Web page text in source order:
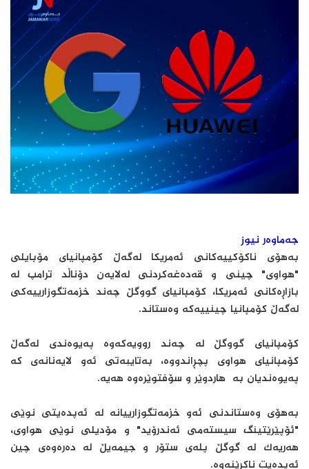
جەماوەر نیوز
به‌هۆى ناکۆکییه‌کانى ئه‌مریکا له‌گه‌ڵ کۆمپانیاى مۆبایلى
"هواوی" چینى و قه‌ده‌غه‌کردنى له‌لایه‌ن دۆناڵد ترامپ له‌
بازاڕه‌کانى ئه‌مریکا، کۆمپانیاى گووگڵ چه‌ند خزمه‌تگوزارییه‌کى
له‌گه‌ڵ کۆمپانیا چینییه‌که‌ وه‌ستاند.
کۆمپانیاى گووگڵ له‌ چه‌ند روویه‌که‌وه‌ په‌یوه‌ندى له‌گه‌ڵ
کۆمپانیاى هواوى پچڕاندووه‌، به‌تایبه‌تى ئه‌و لایه‌نانه‌ى که‌
په‌یوه‌ندیان به‌ هاردوێر و سۆفتوێره‌وه‌ هه‌یه‌.
به‌هۆى وه‌ستاندنى ئه‌و خزمه‌تگوزارییانه‌ له‌ ئه‌پده‌یتى نوێى
"ئۆپێرێتینگ سیسته‌مى ئه‌ندرۆید" و مۆدیلى نوێى هواوی،
هه‌ریه‌ک له‌ گوگڵ پله‌ى ستۆر و جیمه‌یڵ له‌ ده‌ره‌وه‌ى چین
ئه‌پده‌یت ناکرێنه‌وه‌.